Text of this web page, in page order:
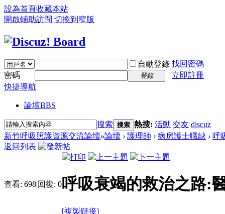
設為首頁收藏本站
開啟輔助訪問 切換到窄版
自動登錄 找回密碼
密碼
登錄
立即註冊
快捷導航
論壇BBS
搜索 搜索 熱搜: 活動 交友 discuz
新竹呼吸照護資源交流論壇»論壇 › 護理師 › 病房護士職缺 › 呼
返回列表
查看: 698|回復: 0呼吸衰竭的救治之路:
[複製鏈接]